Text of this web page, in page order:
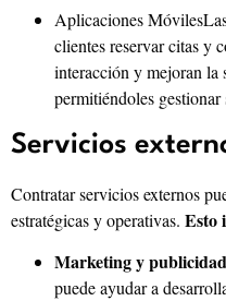
Aplicaciones
clientes reservar citas y
interacción y mejoran la
permitiéndoles
Servicios
Contratar servicios externos
estratégicas y operativas. Esto
Marketing y
puede ayudar a